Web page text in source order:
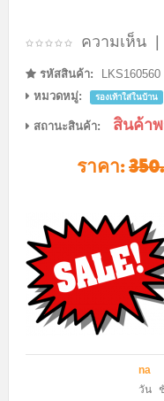
ความเห็น |
รหัสสินค้า:
LKS160560
หมวดหมู่:
รองเท้าใส่ในบ้าน
สถานะสินค้า: สินค้า
ราคา:
na
วัน